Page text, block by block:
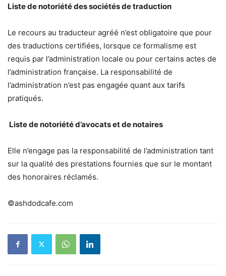
Liste de notoriété des sociétés de traduction
Le recours au traducteur agréé n’est obligatoire que pour
des traductions certifiées, lorsque ce formalisme est
requis par l’administration locale ou pour certains actes de
l’administration française. La responsabilité de
l’administration n’est pas engagée quant aux tarifs
pratiqués.
Liste de notoriété d’avocats et de notaires
Elle n’engage pas la responsabilité de l’administration tant
sur la qualité des prestations fournies que sur le montant
des honoraires réclamés.
©ashdodcafe.com